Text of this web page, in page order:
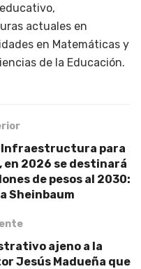
actuales en
en Matemáticas y
de la Educación.
Infraestructura para
en 2026 se destinará
de pesos al 2030:
Sheinbaum
ajeno a la
Jesús Madueña que